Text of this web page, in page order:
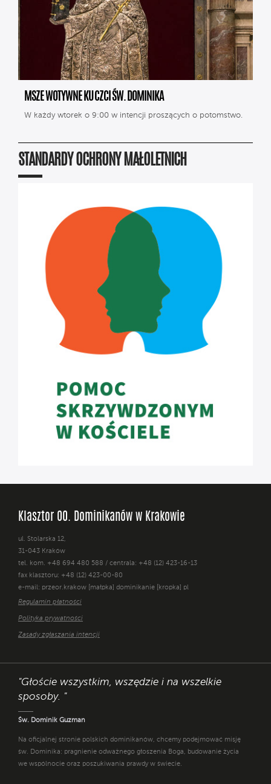
MSZE WOTYWNE KU CZCI ŚW. DOMINIKA
W każdy wtorek o 9:00 w intencji proszących o potomstwo.
STANDARDY OCHRONY MAŁOLETNICH
Klasztor OO. Dominikanów w Krakowie
ul. Stolarska 12,
31-043 Kraków
tel. kom. +48 694 480 588 / centrala: +48 (12) 423-16-13
fax klasztoru: +48 (12) 423-00-80
e-mail: przeor.krakow [małpka] dominikanie [kropka] pl
Regulamin płatności
Polityka prywatności
Zasady zgłaszania intencji
"Głoście wszystkim, wszędzie i na wszelkie
sposoby. "
Św. Dominik Guzman
Na oficjalnej stronie polskich dominikanów, chcemy podejmować misję
św. Dominika: pragnienie odważnego głoszenia Boga, budowanie życia
we wspólnocie oraz poszukiwania prawdy w świecie.